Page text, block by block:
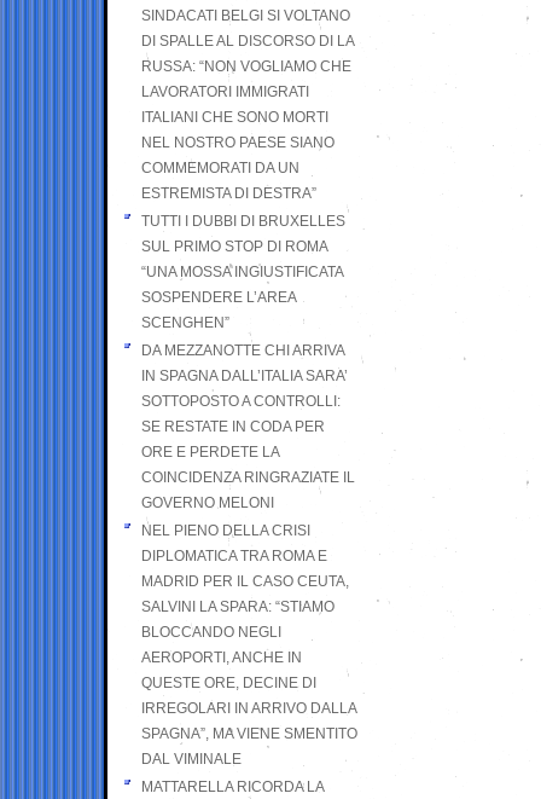
SINDACATI BELGI SI VOLTANO
DI SPALLE AL DISCORSO DI LA
RUSSA: “NON VOGLIAMO CHE
LAVORATORI IMMIGRATI
ITALIANI CHE SONO MORTI
NEL NOSTRO PAESE SIANO
COMMEMORATI DA UN
ESTREMISTA DI DESTRA”
TUTTI I DUBBI DI BRUXELLES
SUL PRIMO STOP DI ROMA
“UNA MOSSA INGIUSTIFICATA
SOSPENDERE L’AREA
SCENGHEN”
DA MEZZANOTTE CHI ARRIVA
IN SPAGNA DALL’ITALIA SARA’
SOTTOPOSTO A CONTROLLI:
SE RESTATE IN CODA PER
ORE E PERDETE LA
COINCIDENZA RINGRAZIATE IL
GOVERNO MELONI
NEL PIENO DELLA CRISI
DIPLOMATICA TRA ROMA E
MADRID PER IL CASO CEUTA,
SALVINI LA SPARA: “STIAMO
BLOCCANDO NEGLI
AEROPORTI, ANCHE IN
QUESTE ORE, DECINE DI
IRREGOLARI IN ARRIVO DALLA
SPAGNA”, MA VIENE SMENTITO
DAL VIMINALE
MATTARELLA RICORDA LA